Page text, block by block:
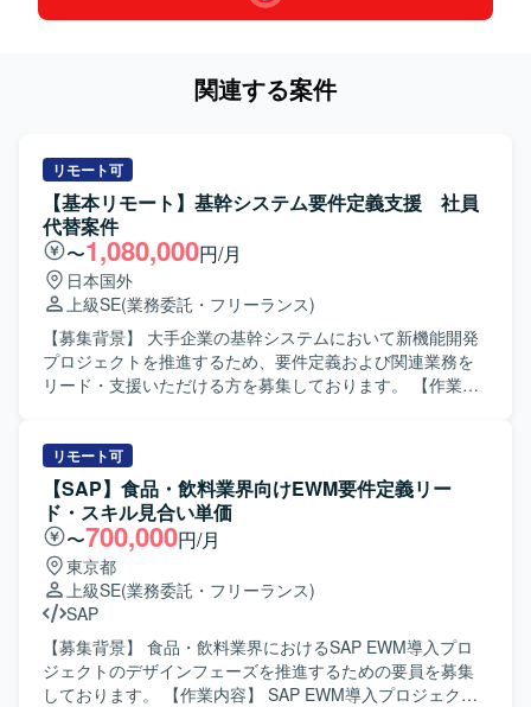
関連する案件
リモート可
【基本リモート】基幹システム要件定義支援 社員
代替案件
〜1,080,000円/月
日本国外
上級SE(業務委託・フリーランス)
【募集背景】 大手企業の基幹システムにおいて新機能開発
プロジェクトを推進するため、要件定義および関連業務を
リード・支援いただける方を募集しております。 【作業内
係システムとの仕様調整を行いながら、要件定義工程を中
心にプロジェクト推進を支援していただきます。 各種設計
書レビューに向けた検討や、要件定義書・設計書などのド
キュメント作成・レビューもご担当いただきます。 また、
会議のファシリテーションや論点整理、関係者間の合意形
成を主体的に進めていただきます。 【求める人物像】 シス
テム開発の上流工程に強みを持ち、開発経験を背景に要件
定義・設計・開発寄りの実務に継続して関わってこられた
方を求めております。 論理的思考力をもとに課題や論点を
構造化し、関係者へ分かりやすく説明できる方を歓迎いた
します。 ビジネス部門やベンダー、社内外のシステム担当
リモート可
【SAP】食品・飲料業界向けEWM要件定義リー
ド・スキル見合い単価
〜700,000円/月
東京都
上級SE(業務委託・フリーランス)
SAP
【募集背景】 食品・飲料業界におけるSAP EWM導入プロ
ジェクトのデザインフェーズを推進するための要員を募集
しております。 【作業内容】 SAP EWM導入プロジェクト